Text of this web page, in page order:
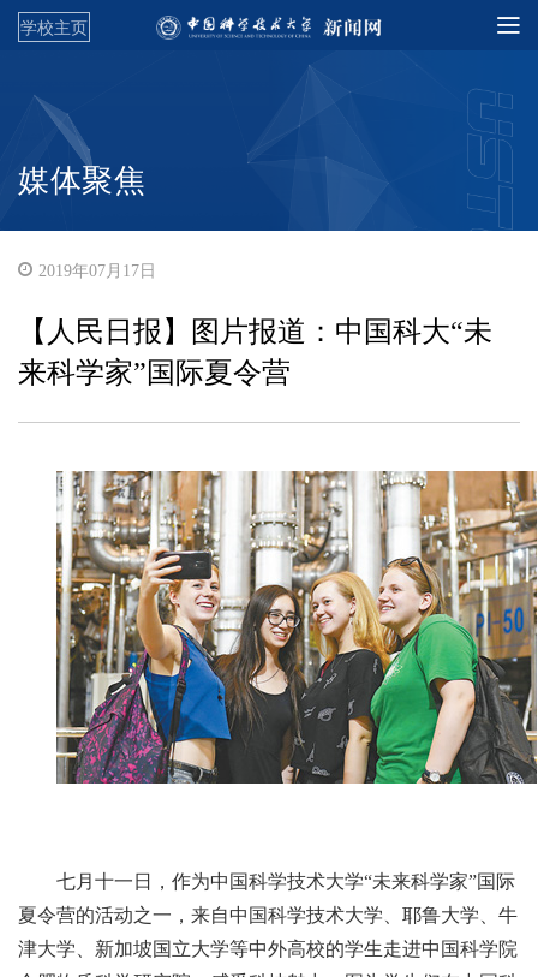
学校主页
媒体聚焦
2019年07月17日
【人民日报】图片报道：中国科大“未
来科学家”国际夏令营
七月十一日，作为中国科学技术大学“未来科学家”国际
夏令营的活动之一，来自中国科学技术大学、耶鲁大学、牛
津大学、新加坡国立大学等中外高校的学生走进中国科学院